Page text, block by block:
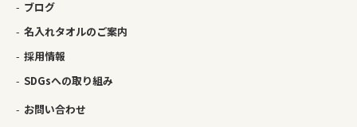
ブログ
名入れタオルのご案内
採用情報
SDGsへの取り組み
お問い合わせ